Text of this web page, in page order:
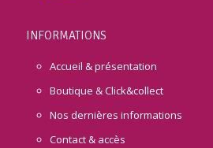
INFORMATIONS
Accueil & présentation
Boutique & Click&collect
Nos dernières informations
Contact & accès